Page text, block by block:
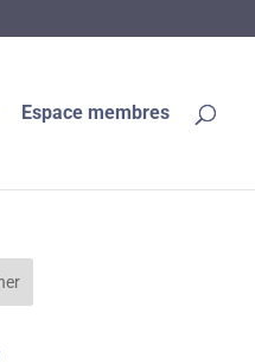
Espace membres